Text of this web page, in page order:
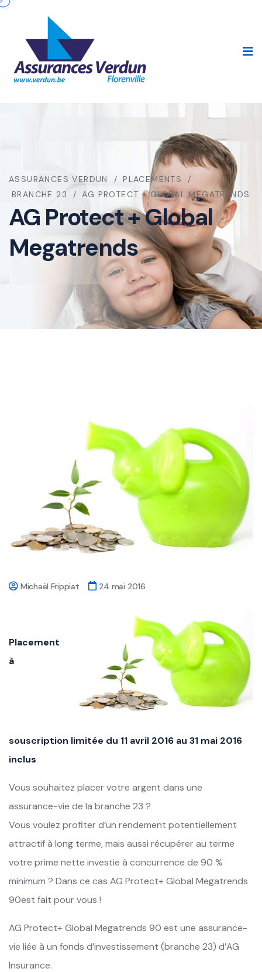
ASSURANCES VERDUN
PLACEMENTS
BRANCHE 23
AG PROTECT + GLOBAL MEGATRENDS
AG Protect + Global
Megatrends
Michaël Frippiat 24 mai 2016
Placement
à
souscription limitée du 11 avril 2016 au 31 mai 2016
inclus
Vous souhaitez placer votre argent dans une
assurance-vie de la branche 23 ?
Vous voulez profiter d’un rendement potentiellement
attractif à long terme, mais aussi récupérer au terme
votre prime nette investie à concurrence de 90 %
minimum ? Dans ce cas AG Protect+ Global Megatrends
90est fait pour vous !
AG Protect+ Global Megatrends 90 est une assurance-
vie liée à un fonds d’investissement (branche 23) d’AG
Insurance.